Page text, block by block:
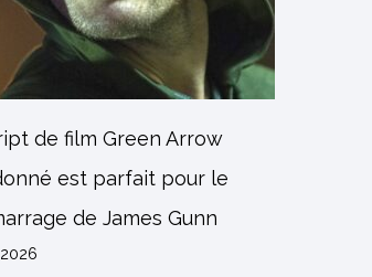
de film Green Arrow
est parfait pour le
de James Gunn